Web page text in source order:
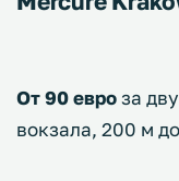
От 90 евроза
вокзала, 200 м